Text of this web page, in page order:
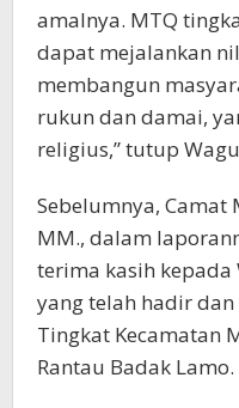
amalnya. MTQ
dapat mejalankan
membangun
rukun dan damai,
religius,” tutup
Sebelumnya, Camat
MM., dalam
terima kasih kepada
yang telah hadir
Tingkat Kecamatan
Rantau Badak Lamo.